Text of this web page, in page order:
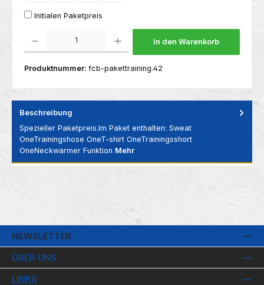
Initialen Paketpreis
In den Warenkorb
Produktnummer: fcb-pakettraining.42
Beschreibung
Spezieller Paketpreis.Im Paket enthalten: Sweat
OneTrainingshose OneT-shirt OneTrainingsshort
OneNeckwarmer Funktion Mehr
NEWSLETTER
ÜBER UNS
LINKS